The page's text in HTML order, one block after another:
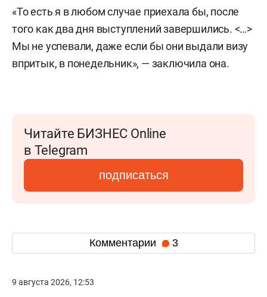
«То есть я в любом случае приехала бы, после
того как два дня выступлений завершились. <…>
Мы не успевали, даже если бы они выдали визу
впритык, в понедельник», — заключила она.
Читайте БИЗНЕС Online
в Telegram
подписаться
Комментарии 3
9 августа 2026, 12:53